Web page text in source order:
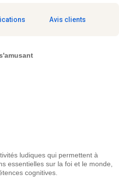
Avis clients
ludiques qui permettent à
essentielles sur la foi et le monde,
cognitives.